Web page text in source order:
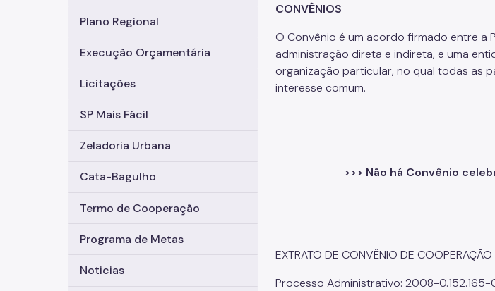
Plano Regional
Execução Orçamentária
Licitações
SP Mais Fácil
Zeladoria Urbana
Cata-Bagulho
Termo de Cooperação
Programa de Metas
Noticias
CONVÊNIOS
O Convênio é um acordo firmado entre a
administração direta e indireta, e uma
organização particular, no qual todas as
interesse comum.
>>> Não há Convênio
EXTRATO DE CONVÊNIO DE COOPERAÇÃO
Processo Administrativo: 2008-0.152.165-